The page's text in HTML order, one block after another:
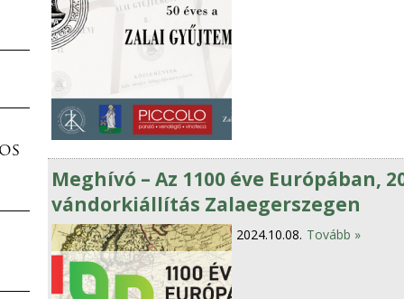
Meghívó – Az 1100 éve Európában,
vándorkiállítás Zalaegerszegen
2024.10.08. Tovább »